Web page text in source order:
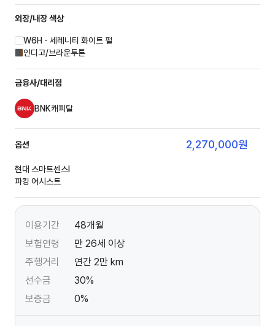
외장/내장색상
W6H - 세레니티 화이트 펄
인디고/브라운투톤
금융사/대리점
BNK캐피탈
옵션 2,270,000원
현대 스마트센스Ⅰ
파킹 어시스트
이용기간
48개월
보험연령
만 26세 이상
주행거리
연간 2만 km
선수금
30%
보증금
0%